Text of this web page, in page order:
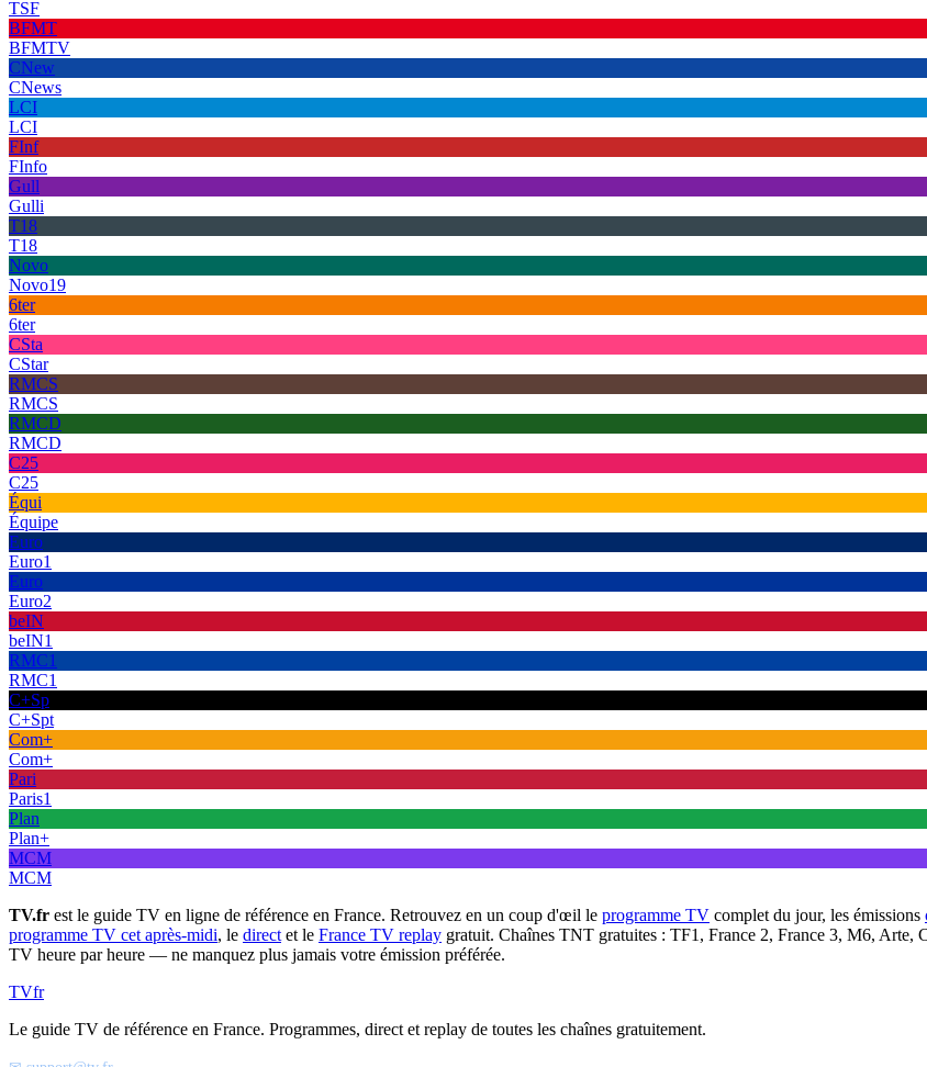
TSF
BFMT
BFMTV
CNew
CNews
LCI
LCI
FInf
FInfo
Gull
Gulli
T18
T18
Novo
Novo19
6ter
6ter
CSta
CStar
RMCS
RMCS
RMCD
RMCD
C25
C25
Équi
Équipe
Euro
Euro1
Euro
Euro2
beIN
beIN1
RMC1
RMC1
C+Sp
C+Spt
Com+
Com+
Pari
Paris1
Plan
Plan+
MCM
MCM
TV.fr est le guide TV en ligne de référence en France. Retrouvez en un coup d'œil le programme TV complet du jour, les émissions
programme TV cet après-midi, le directet le France TV replay gratuit. Chaînes TNT gratuites : TF1, France 2, France 3, M6, Arte,
TV heure par heure — ne manquez plus jamais votre émission préférée.
TVfr
Le guide TV de référence en France. Programmes, direct et replay de toutes les chaînes gratuitement.